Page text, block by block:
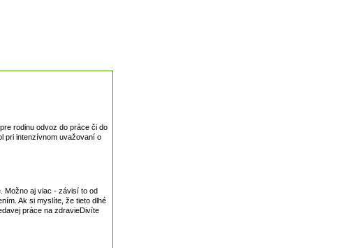
rodinu odvoz do práce či do
pri intenzívnom uvažovaní o
Možno aj viac - závisí to od
Ak si myslíte, že tieto dlhé
práce na zdravieDivíte